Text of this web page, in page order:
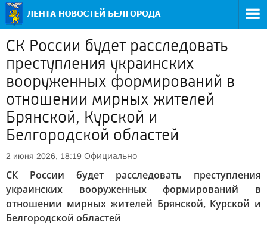
СК России будет расследовать
преступления украинских
вооруженных формирований в
отношении мирных жителей
Брянской, Курской и
Белгородской областей
2 июня 2026, 18:19 Официально
СК России будет расследовать преступления
украинских вооруженных формирований в
отношении мирных жителей Брянской, Курской и
Белгородской областей